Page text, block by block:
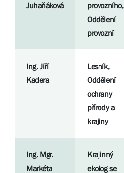
Juhaňáková
provozního,
Oddělení
provozní
Ing. Jiří
Kadera
Lesník,
Oddělení
ochrany
přírody a
krajiny
Ing. Mgr.
Markéta
Krajinný
ekolog se